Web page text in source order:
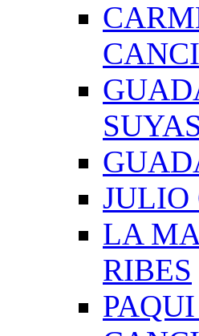
JULIO
LA
RIBES